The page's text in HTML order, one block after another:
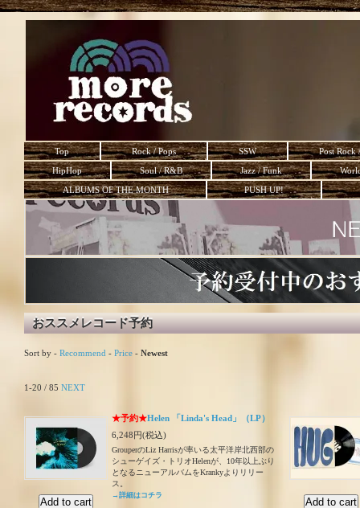
Top Rock / Pops SSW
Post Rock
HipHop
Soul / R&B Jazz / Funk
ALBUMS OF THE MONTH
PUSH UP!
おススメレコード予約
Sort by - Recommend - Price - Newest
1-20 / 85 NEXT
★予約★Helen 「Linda's Head」（LP）
6,248円(税込)
GrouperのLiz Harrisが率いる太平洋岸北西部の
シューゲイズ・トリオHelenが、10年以上ぶり
となるニューアルバムをKrankyよりリリー
ス。
→詳細はコチラ